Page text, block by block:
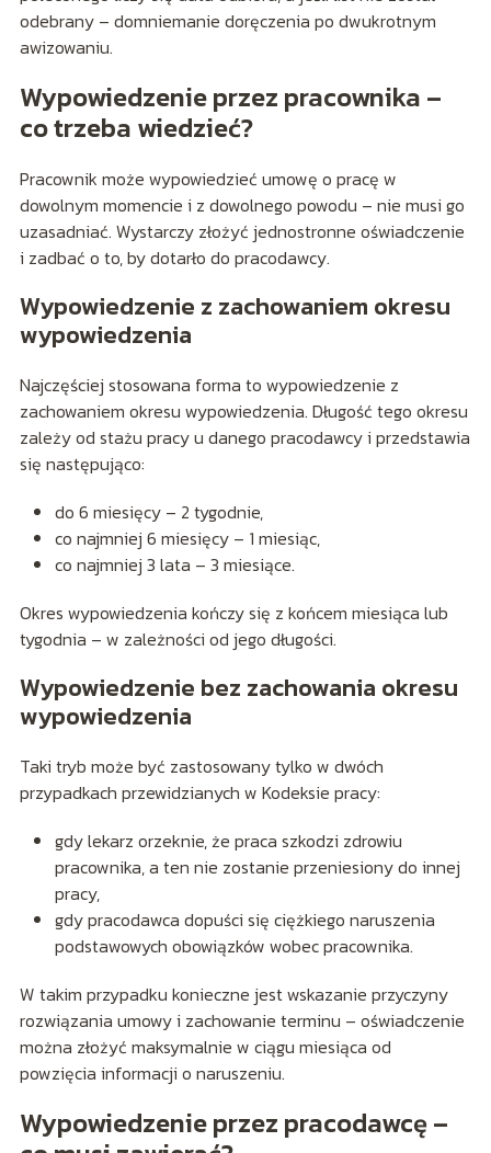
odebrany – domniemanie doręczenia po dwukrotnym
awizowaniu.
Wypowiedzenie przez pracownika –
co trzeba wiedzieć?
Pracownik może wypowiedzieć umowę o pracę w
dowolnym momencie i z dowolnego powodu – nie musi go
uzasadniać. Wystarczy złożyć jednostronne oświadczenie
i zadbać o to, by dotarło do pracodawcy.
Wypowiedzenie z zachowaniem okresu
wypowiedzenia
Najczęściej stosowana forma to wypowiedzenie z
zachowaniem okresu wypowiedzenia. Długość tego okresu
zależy od stażu pracy u danego pracodawcy i przedstawia
się następująco:
do 6 miesięcy – 2 tygodnie,
co najmniej 6 miesięcy – 1 miesiąc,
co najmniej 3 lata – 3 miesiące.
Okres wypowiedzenia kończy się z końcem miesiąca lub
tygodnia – w zależności od jego długości.
Wypowiedzenie bez zachowania okresu
wypowiedzenia
Taki tryb może być zastosowany tylko w dwóch
przypadkach przewidzianych w Kodeksie pracy:
gdy lekarz orzeknie, że praca szkodzi zdrowiu
pracownika, a ten nie zostanie przeniesiony do innej
pracy,
gdy pracodawca dopuści się ciężkiego naruszenia
podstawowych obowiązków wobec pracownika.
W takim przypadku konieczne jest wskazanie przyczyny
rozwiązania umowy i zachowanie terminu – oświadczenie
można złożyć maksymalnie w ciągu miesiąca od
powzięcia informacji o naruszeniu.
Wypowiedzenie przez pracodawcę –